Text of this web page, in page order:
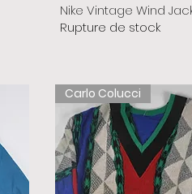
Nike Vintage Wind
Rupture de stock
Carlo Colucci